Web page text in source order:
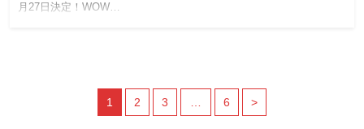
月27日決定！WOW…
1 2 3 6 >